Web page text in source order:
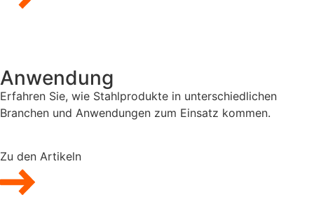
Anwendung
Erfahren Sie, wie Stahlprodukte in unterschiedlichen
Branchen und Anwendungen zum Einsatz kommen.
Zu den Artikeln